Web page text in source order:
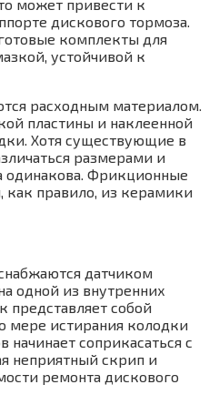
может привести к
дискового тормоза.
комплекты для
устойчивой к
расходным материалом.
пластины и наклеенной
Хотя существующие в
размерами и
одинакова. Фрикционные
как правило, из керамики
датчиком
одной из внутренних
представляет собой
истирания колодки
соприкасаться с
неприятный скрип и
ремонта дискового